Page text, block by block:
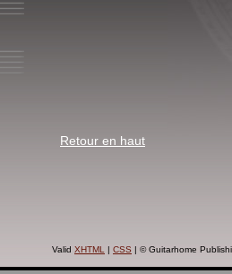
Retour en haut
Valid XHTML | CSS | © Guitarhome